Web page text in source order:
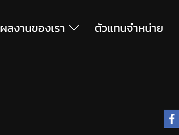
ผลงานของเรา ตัวแทนจำหน่าย